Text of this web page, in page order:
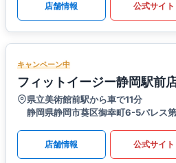
店舗情報 公式サイト
キャンペーン中
フィットイージー静岡駅前
県立美術館前駅から車で11分
静岡県静岡市葵区御幸町6-5パレス
店舗情報 公式サイト